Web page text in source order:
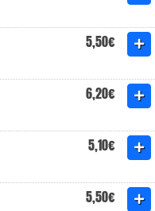
5,50€
6,20€
5,10€
5,50€